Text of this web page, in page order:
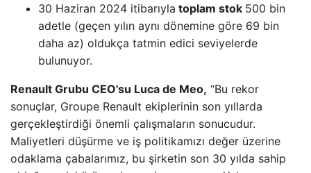
30 Haziran 2024 itibarıyla toplam stok 500 bin
adetle (geçen yılın aynı dönemine göre 69 bin
daha az) oldukça tatmin edici seviyelerde
bulunuyor.
Renault Grubu CEO'su Luca de Meo, “Bu rekor
sonuçlar, Groupe Renault ekiplerinin son yıllarda
gerçekleştirdiği önemli çalışmaların sonucudur.
Maliyetleri düşürme ve iş politikamızı değer üzerine
odaklama çabalarımız, bu şirketin son 30 yılda sahip